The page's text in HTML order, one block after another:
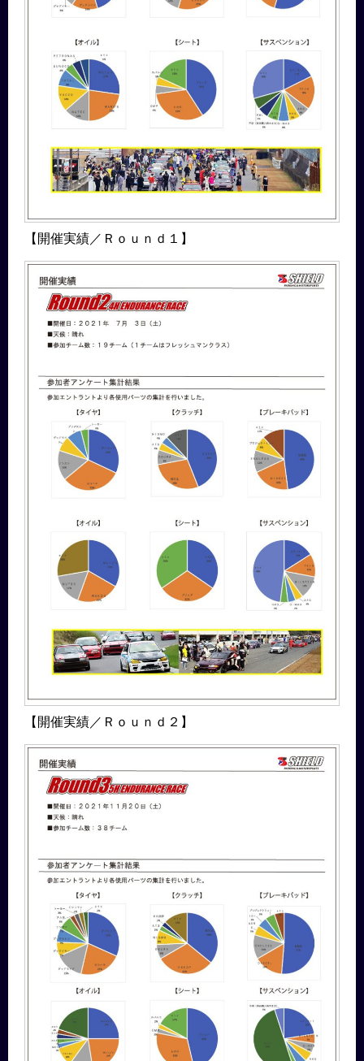
【開催実績／Ｒｏｕｎｄ１】
【開催実績／Ｒｏｕｎｄ２】